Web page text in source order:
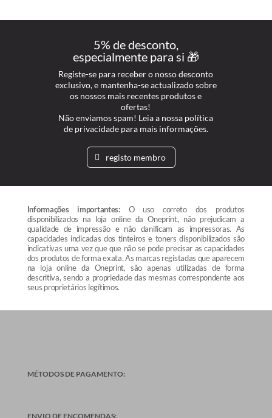
5% de desconto,
especialmente para si 🎁
Registe-se para receber o nosso desconto
exclusivo, e mantenha-se actualizado sobre
os nossos mais recentes produtos e
ofertas!
Não enviamos spam! Leia a nossa política
de privacidade para mais informações.
registo membro
Informações importantes: O uso correto dos produtos
disponibilizados na loja online da Oneprint, não prejudicam a
qualidade de impressão e não danificam as impressoras. As
capacidades indicadas dos tinteiros e toners disponibilizados são
indicativas uma vez que que não se pode precisar as capacidades
dos produtos de forma exata. As marcas registadas que aparecem
na loja online da Oneprint, são apenas utilizadas de forma
descritiva, sendo a propriedade das mesmas correspondente aos
seus proprietários legítimos.
MÉTODOS DE PAGAMENTO:
ENVIO DE ENCOMENDAS: